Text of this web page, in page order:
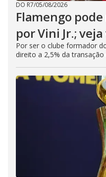
DO R7/05/08/2026
Flamengo
por Vini Jr.;
Por ser o clube formador
direito a 2,5% da